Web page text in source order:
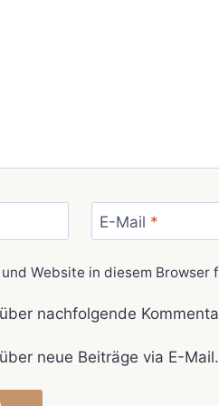
E-Mail *
Website in diesem
nachfolgende
neue Beiträge via E-Mail.